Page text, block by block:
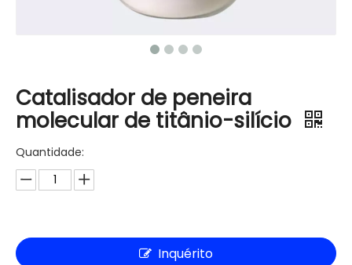
Catalisador de peneira
molecular de titânio-silício
Quantidade:
Inquérito